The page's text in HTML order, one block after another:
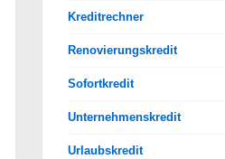
Kreditrechner
Renovierungskredit
Sofortkredit
Unternehmenskredit
Urlaubskredit